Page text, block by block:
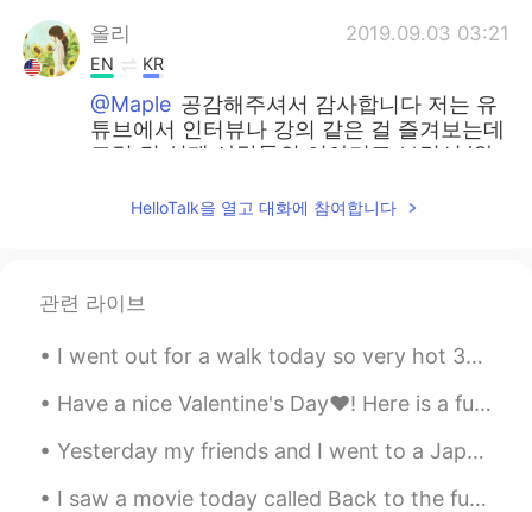
올리 2019.09.03 03:21
EN KR
@Maple 공감해주셔서 감사합니다 저는 유
튜브에서 인터뷰나 강의 같은 걸 즐겨보는데
그런 건 실제 사람들의 이야기고 보면서 '와
이나 친척들의 이야기만 들어도 '오 바로 내
KR EN
@올리Thank you for your
2019.09.03 03:12
EN KR
HelloTalk을 열고 대화에 참여합니다
관련 라이브
I went out for a walk today so very hot 30°c today. 🔆🔅🔆🔅🔆🔅🔆🔅😳😅🌳🦆🏔🏞 I came home and saw my Engl...
Have a nice Valentine's Day❤! Here is a fun and jazzy song about English pronunciation and about ...
Yesterday my friends and I went to a Japanese restaurant and we ate a lot of sushi. It was really...
I saw a movie today called Back to the future🍿 I know some of you may have not heard of it. 😅 I...